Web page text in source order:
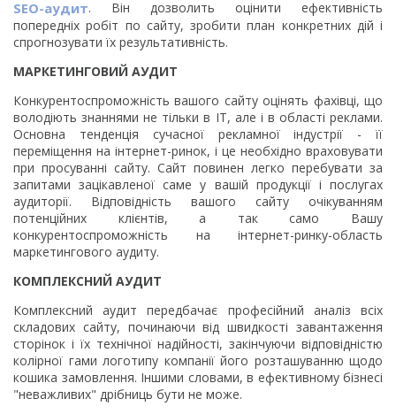
SEO-аудит. Він дозволить оцінити ефективність
попередніх робіт по сайту, зробити план конкретних дій і
спрогнозувати їх результативність.
МАРКЕТИНГОВИЙ АУДИТ
Конкурентоспроможність вашого сайту оцінять фахівці, що
володіють знаннями не тільки в IT, але і в області реклами.
Основна тенденція сучасної рекламної індустрії - її
переміщення на інтернет-ринок, і це необхідно враховувати
при просуванні сайту. Сайт повинен легко перебувати за
запитами зацікавленої саме у вашій продукції і послугах
аудиторії. Відповідність вашого сайту очікуванням
потенційних клієнтів, а так само Вашу
конкурентоспроможність на інтернет-ринку-область
маркетингового аудиту.
КОМПЛЕКСНИЙ АУДИТ
Комплексний аудит передбачає професійний аналіз всіх
складових сайту, починаючи від швидкості завантаження
сторінок і їх технічної надійності, закінчуючи відповідністю
колірної гами логотипу компанії його розташуванню щодо
кошика замовлення. Іншими словами, в ефективному бізнесі
"неважливих" дрібниць бути не може.